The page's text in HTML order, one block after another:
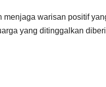
menjaga warisan positif
yang ditinggalkan